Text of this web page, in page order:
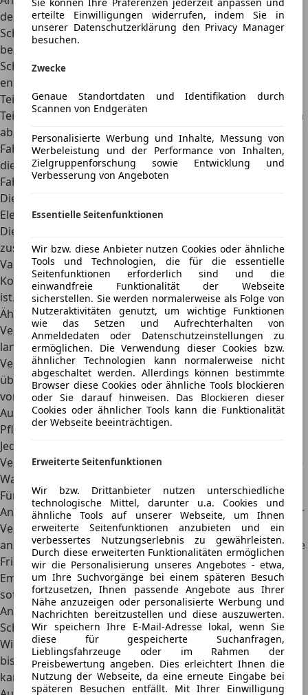
Sie können Ihre Präferenzen jederzeit anpassen und
erteilte Einwilligungen widerrufen, indem Sie in
unserer Datenschutzerklärung den Privacy Manager
besuchen.
Zwecke
Genaue Standortdaten und Identifikation durch
Scannen von Endgeräten
Personalisierte Werbung und Inhalte, Messung von
Werbeleistung und der Performance von Inhalten,
Zielgruppenforschung sowie Entwicklung und
Verbesserung von Angeboten
Essentielle Seitenfunktionen
Wir bzw. diese Anbieter nutzen Cookies oder ähnliche
Tools und Technologien, die für die essentielle
Seitenfunktionen erforderlich sind und die
einwandfreie Funktionalität der Webseite
sicherstellen. Sie werden normalerweise als Folge von
Nutzeraktivitäten genutzt, um wichtige Funktionen
wie das Setzen und Aufrechterhalten von
Anmeldedaten oder Datenschutzeinstellungen zu
ermöglichen. Die Verwendung dieser Cookies bzw.
ähnlicher Technologien kann normalerweise nicht
abgeschaltet werden. Allerdings können bestimmte
Browser diese Cookies oder ähnliche Tools blockieren
oder Sie darauf hinweisen. Das Blockieren dieser
Cookies oder ähnlicher Tools kann die Funktionalität
der Webseite beeinträchtigen.
Erweiterte Seitenfunktionen
Wir bzw. Drittanbieter nutzen unterschiedliche
technologische Mittel, darunter u.a. Cookies und
ähnliche Tools auf unserer Webseite, um Ihnen
erweiterte Seitenfunktionen anzubieten und ein
verbessertes Nutzungserlebnis zu gewährleisten.
Durch diese erweiterten Funktionalitäten ermöglichen
wir die Personalisierung unseres Angebotes - etwa,
um Ihre Suchvorgänge bei einem späteren Besuch
fortzusetzen, Ihnen passende Angebote aus Ihrer
Nähe anzuzeigen oder personalisierte Werbung und
Nachrichten bereitzustellen und diese auszuwerten.
Wir speichern Ihre E-Mail-Adresse lokal, wenn Sie
diese für gespeicherte Suchanfragen,
Lieblingsfahrzeuge oder im Rahmen der
Preisbewertung angeben. Dies erleichtert Ihnen die
Nutzung der Webseite, da eine erneute Eingabe bei
späteren Besuchen entfällt. Mit Ihrer Einwilligung
der Versicherung anerkannt wurde, kann die
Schadensregulierung beginnen. Versicherungen
beauftragen meist Gutachter, die sich den entstandenen
Schaden anschauen. Auf der Grundlage des Gutachtens
entscheidet die Versicherung über die Regulierung.
Teil- und Vollkaskoversicherung
Teil- und Vollkaskoversicherung decken nicht nur Schäden
ab, die durch den Versicherten an anderen Personen oder
Fahrzeugen entstanden sind, sondern übernehmen auch
die Schadensregulierung bei Schäden am eigenen
Fahrzeug.
Die Teilkaskoversicherung deckt in der Regel
Elementarschäden sowie Schäden durch Wildunfälle und
Diebstahl ab. Eine Vollkaskoversicherung übernimmt
zusätzlich Schäden durch Eigenverschulden und
Vandalismus. Einige Policen übernehmen sogar die
Kosten, wenn der Unfallgegner nicht haftpflichtversichert
ist.
Ähnlich wie bei der Kfz-Haftpflicht sollten
Versicherungsnehmer mit Teil- oder Vollkasko nicht zu
lange mit der Schadensmeldung warten. Ebenso muss die
Versicherung den Schaden anerkennen und davon
überzeugt werden, dass kein Vorsatz vorliegt. Ein
vorsätzlich herbeigeführter Schaden gilt als
Ausschlusskriterium für die Schadensregulierung.
Pflichten des Versicherten
Jeder Versicherungsnehmer ist laut
Versicherungsvertragsgesetz dazu verpflichtet, immer die
Wahrheit anzugeben und Änderungen sofort zu melden.
Für die Schadensregulierung gelten folgende Pflichten:
Anzeigepflicht:Sobald ein Schaden eingetreten ist und der
Versicherte davon weiß, muss er ihn bei der Versicherung
anzeigen. Manche Versicherer geben für die Meldung eine
Frist von einer Woche, manche zwei Wochen.
Empfehlenswert ist es, nach einem Unfall oder Schaden
sofort bei der Versicherung anzurufen, um der
Anzeigepflicht nachzukommen. Zur Meldung des
Schadens gehört auch die Dokumentation des Unfallorts.
Wichtig ist, dass das Schaden unverändert gelassen wird,
bis die Versicherung sich selbst ein Bild davon machen
kann.